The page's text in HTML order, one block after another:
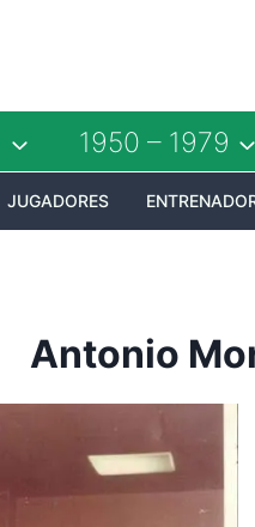
1950 – 1979
JUGADORES
Antonio